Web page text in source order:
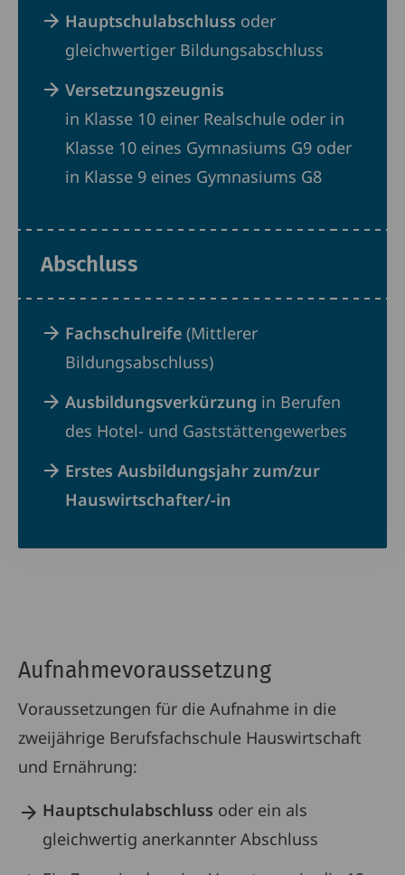
Hauptschulabschluss oder
gleichwertiger Bildungsabschluss
Versetzungszeugnis
in Klasse 10 einer Realschule oder in
Klasse 10 eines Gymnasiums G9 oder
in Klasse 9 eines Gymnasiums G8
Abschluss
Fachschulreife (Mittlerer
Bildungsabschluss)
Ausbildungsverkürzung in Berufen
des Hotel- und Gaststättengewerbes
Erstes Ausbildungsjahr zum/zur
Hauswirtschafter/-in
Aufnahmevoraussetzung
Voraussetzungen für die Aufnahme in die
zweijährige Berufsfachschule Hauswirtschaft
und Ernährung:
Hauptschulabschluss oder ein als
gleichwertig anerkannter Abschluss